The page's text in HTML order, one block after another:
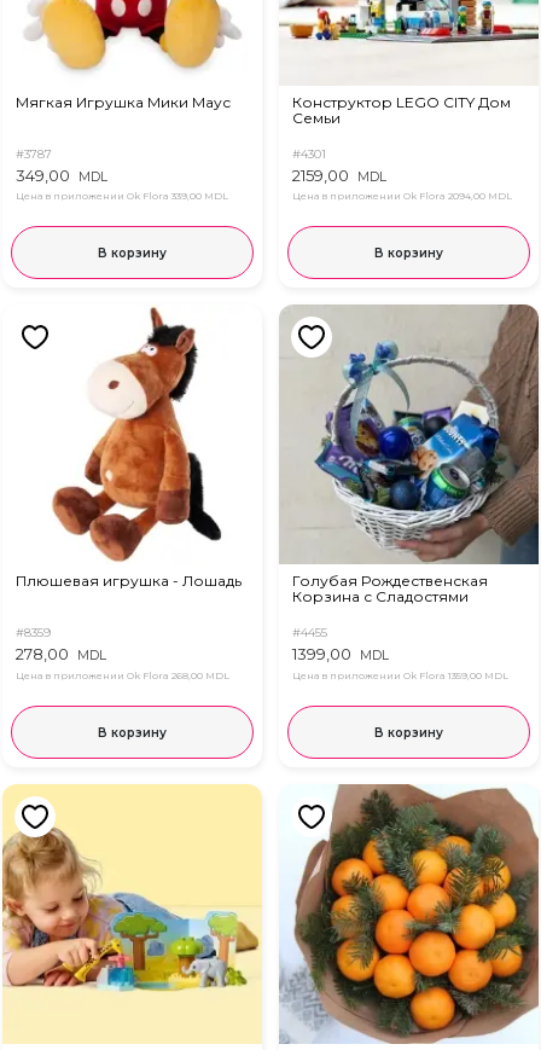
Мягкая Игрушка Мики Маус
#3787
349,00 MDL
Цена в приложении Ok Flora 339,00 MDL
В корзину
Конструктор LEGO CITY Дом
Семьи
#4301
2159,00 MDL
Цена в приложении Ok Flora 2094,00 MDL
В корзину
Плюшевая игрушка - Лошадь
#8359
278,00 MDL
Цена в приложении Ok Flora 268,00 MDL
В корзину
Голубая Рождественская
Корзина с Сладостями
#4455
1399,00 MDL
Цена в приложении Ok Flora 1359,00 MDL
В корзину